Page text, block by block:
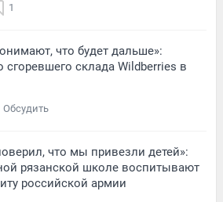
1
что будет дальше»:
сгоревшего склада Wildberries в
Обсудить
что мы привезли детей»:
рязанской школе воспитывают
российской армии